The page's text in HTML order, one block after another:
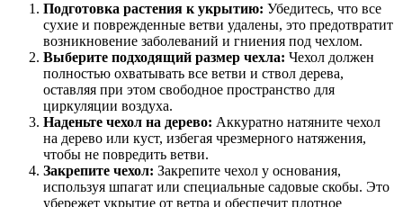
Подготовка растения к укрытию: Убедитесь, что все
сухие и поврежденные ветви удалены, это предотвратит
возникновение заболеваний и гниения под чехлом.
Выберите подходящий размер чехла: Чехол должен
полностью охватывать все ветви и ствол дерева,
оставляя при этом свободное пространство для
циркуляции воздуха.
Наденьте чехол на дерево: Аккуратно натяните чехол
на дерево или куст, избегая чрезмерного натяжения,
чтобы не повредить ветви.
Закрепите чехол: Закрепите чехол у основания,
используя шпагат или специальные садовые скобы. Это
убережет укрытие от ветра и обеспечит плотное